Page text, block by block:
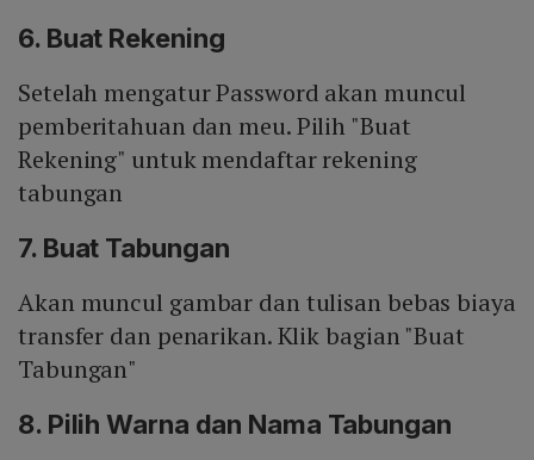
6. Buat Rekening
Setelah mengatur Password akan muncul
pemberitahuan dan meu. Pilih "Buat
Rekening" untuk mendaftar rekening
tabungan
7. Buat Tabungan
Akan muncul gambar dan tulisan bebas biaya
transfer dan penarikan. Klik bagian "Buat
Tabungan"
8. Pilih Warna dan Nama Tabungan